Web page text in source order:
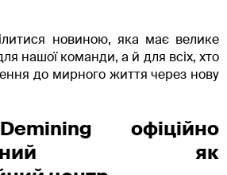
новиною, яка має велике
нашої команди, а й для всіх, хто
до мирного життя через нову
офіційно
як